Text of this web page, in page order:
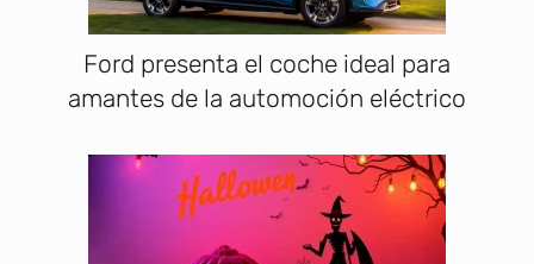
Ford presenta el coche ideal para
amantes de la automoción eléctrico